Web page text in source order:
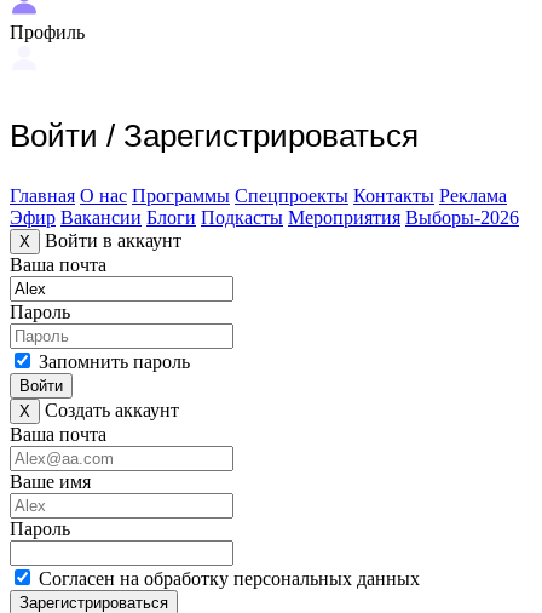
Профиль
Войти / Зарегистрироваться
Главная О нас Программы Спецпроекты Контакты Реклама
Эфир Вакансии Блоги Подкасты Мероприятия Выборы-2026
X
Войти в аккаунт
Ваша почта
Пароль
Запомнить пароль
Войти
X
Создать аккаунт
Ваша почта
Ваше имя
Пароль
Согласен на обработку персональных данных
Зарегистрироваться